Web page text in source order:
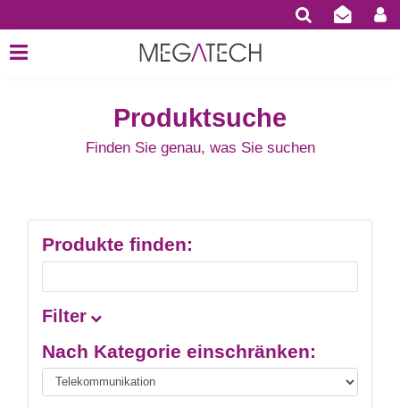
Produktsuche
Finden Sie genau, was Sie suchen
Produkte finden:
Filter
Nach Kategorie einschränken: